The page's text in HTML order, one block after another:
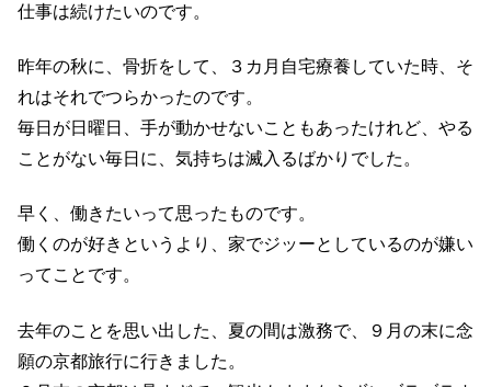
仕事は続けたいのです。
昨年の秋に、骨折をして、３カ月自宅療養していた時、そ
れはそれでつらかったのです。
毎日が日曜日、手が動かせないこともあったけれど、やる
ことがない毎日に、気持ちは滅入るばかりでした。
早く、働きたいって思ったものです。
働くのが好きというより、家でジッーとしているのが嫌い
ってことです。
去年のことを思い出した、夏の間は激務で、９月の末に念
願の京都旅行に行きました。